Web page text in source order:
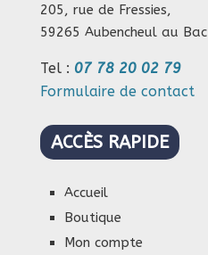
205, rue de Fressies,
59265 Aubencheul au Bac
Tel : 07 78 20 02 79
Formulaire de contact
ACCÈS RAPIDE
Accueil
Boutique
Mon compte